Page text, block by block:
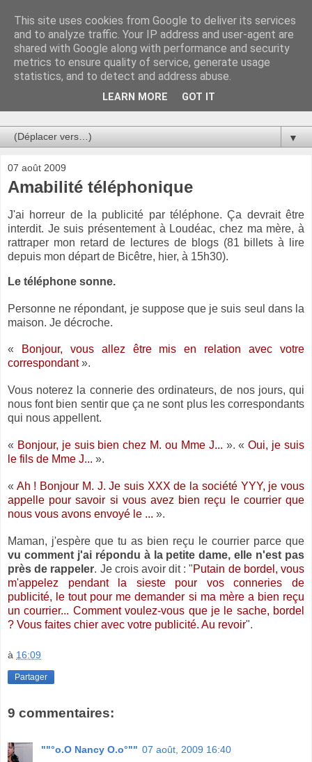
Au bistro !
La connerie étant le seul chemin susceptible de nous faire
entrevoir une parcelle de vérité, utilisons la par des moyens
de communication efficaces. Le temps qu'on remplisse nos
▼
07 août 2009
Amabilité téléphonique
J'ai horreur de la publicité par téléphone. Ça devrait être
interdit. Je suis présentement à Loudéac, chez ma mère, à
rattraper mon retard de lectures de blogs (81 billets à lire
depuis mon départ de Bicêtre, hier, à 15h30).
Le téléphone sonne.
Personne ne répondant, je suppose que je suis seul dans la
maison. Je décroche.
«
Bonjour, vous allez être mis en relation avec votre
correspondant».
Vous noterez la connerie des ordinateurs, de nos jours, qui
nous font bien sentir que ça ne sont plus les correspondants
qui nous appellent.
« Bonjour, je suis bien chez M. ou Mme J... ». «Oui, je suis
le fils de Mme J... ».
« Ah ! Bonjour M. J. Je suis XXX de la société YYY, je vous
appelle pour savoir si vous avez bien reçu le courrier que
nous vous avons envoyé le ... ».
Maman, j'espère que tu as bien reçu le courrier parce que
vu comment j'ai répondu à la petite dame, elle n'est pas
près de rappeler. Je crois avoir dit : "Putain de bordel, vous
m'appelez pendant la sieste pour vos conneries de
publicité, le tout pour me demander si ma mère a bien reçu
un courrier... Comment voulez-vous que je le sache, bordel
? Vous faites chier avec votre publicité. Au revoir".
à 16:09
Partager
9 commentaires:
""°o.O Nancy O.o°"" 07 août, 2009 16:40
This site uses cookies from Google to deliver its services
and to analyze traffic. Your IP address and user-agent are
shared with Google along with performance and security
metrics to ensure quality of service, generate usage
statistics, and to detect and address abuse.
LEARN MORE GOT IT